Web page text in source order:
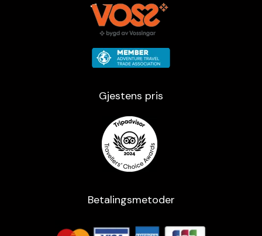
Gjestens pris
Betalingsmetoder